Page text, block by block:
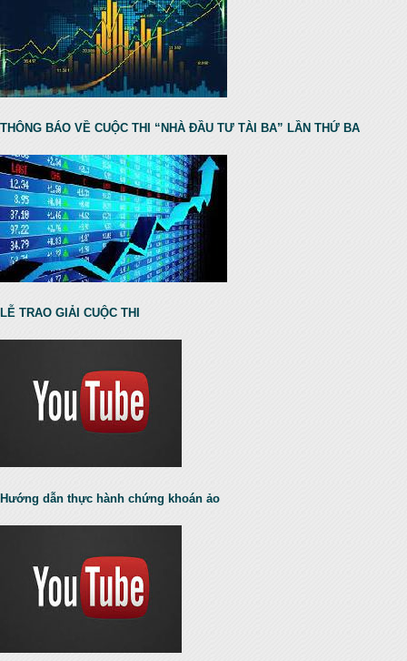
THÔNG BÁO VỀ CUỘC THI “NHÀ ĐẦU TƯ TÀI BA” LẦN THỨ BA
LỄ TRAO GIẢI CUỘC THI
Hướng dẫn thực hành chứng khoán ảo